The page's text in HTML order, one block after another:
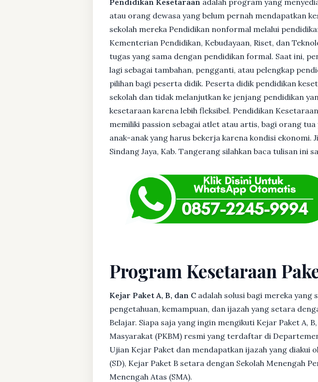
atau orang dewasa yang belum pernah mendapatkan
sekolah mereka Pendidikan nonformal melalui
Kementerian Pendidikan, Kebudayaan, Riset, dan
tugas yang sama dengan pendidikan formal. Saat ini,
lagi sebagai tambahan, pengganti, atau pelengkap
pilihan bagi peserta didik. Peserta didik pendidikan
sekolah dan tidak melanjutkan ke jenjang pendidikan
kesetaraan karena lebih fleksibel. Pendidikan
memiliki passion sebagai atlet atau artis, bagi orang
anak-anak yang harus bekerja karena kondisi
Sindang Jaya, Kab. Tangerang silahkan baca tulisan ini
Program Kesetaraan
Kejar Paket A, B, dan C adalah solusi bagi mereka yang
pengetahuan, kemampuan, dan ijazah yang setara
Belajar. Siapa saja yang ingin mengikuti Kejar Paket A,
Masyarakat (PKBM) resmi yang terdaftar di
Ujian Kejar Paket dan mendapatkan ijazah yang diakui
(SD), Kejar Paket B setara dengan Sekolah Menengah
Menengah Atas (SMA).